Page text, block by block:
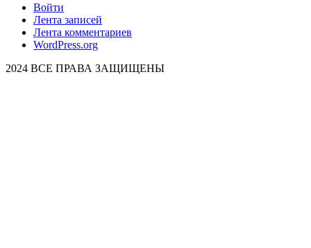
Войти
Лента записей
Лента комментариев
WordPress.org
2024 ВСЕ ПРАВА ЗАЩИЩЕНЫ